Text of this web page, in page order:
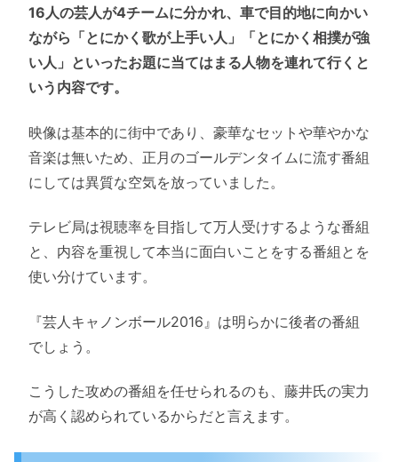
16人の芸人が4チームに分かれ、車で目的地に向かい
ながら「とにかく歌が上手い人」「とにかく相撲が強
い人」といったお題に当てはまる人物を連れて行くと
いう内容です。
映像は基本的に街中であり、豪華なセットや華やかな
音楽は無いため、正月のゴールデンタイムに流す番組
にしては異質な空気を放っていました。
テレビ局は視聴率を目指して万人受けするような番組
と、内容を重視して本当に面白いことをする番組とを
使い分けています。
『芸人キャノンボール2016』は明らかに後者の番組
でしょう。
こうした攻めの番組を任せられるのも、藤井氏の実力
が高く認められているからだと言えます。